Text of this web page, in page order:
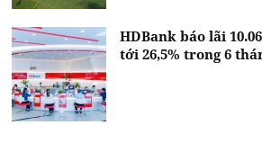
HDBank báo lãi
tới 26,5% trong 6